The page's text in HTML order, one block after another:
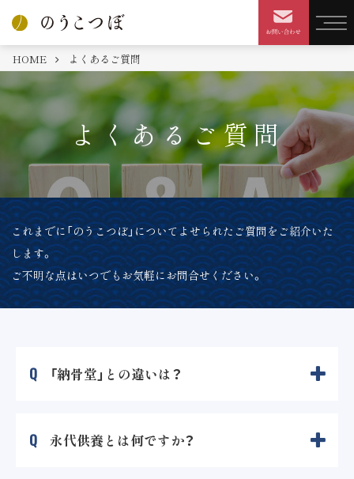
HOME よくあるご質問
よくあるご質問
これまでに「のうこつぼ」についてよせられたご質問をご紹介いた
します。
ご不明な点はいつでもお気軽にお問合せください。
Q 「納骨堂」との違いは？
Q 永代供養とは何ですか？